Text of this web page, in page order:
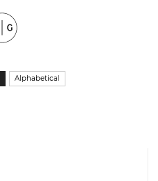
Alphabetical